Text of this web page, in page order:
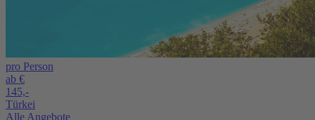
pro Person
ab €
145,-
Türkei
Alle Angebote